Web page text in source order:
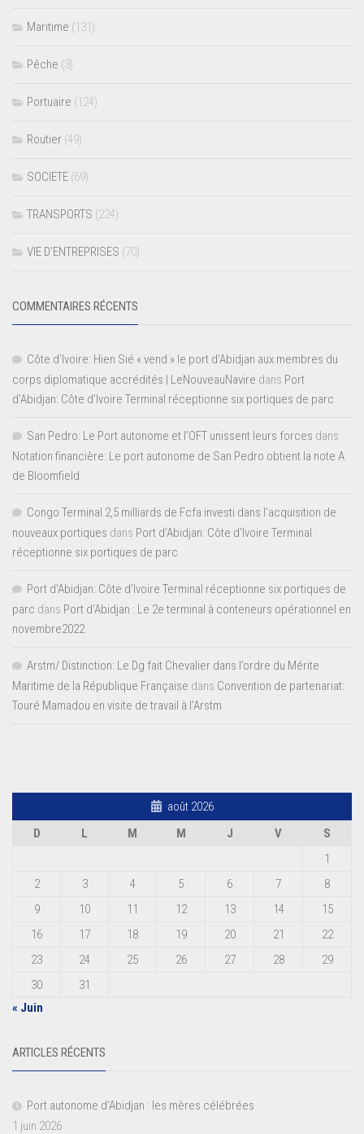
Maritime (131)
Pêche (3)
Portuaire (124)
Routier (49)
SOCIETE (69)
TRANSPORTS (224)
VIE D’ENTREPRISES (70)
COMMENTAIRES RÉCENTS
Côte d'Ivoire: Hien Sié « vend » le port d'Abidjan aux membres du
corps diplomatique accrédités | LeNouveauNavire dans Port
d’Abidjan: Côte d’Ivoire Terminal réceptionne six portiques de parc
San Pedro: Le Port autonome et l’OFT unissent leurs forces dans
Notation financière: Le port autonome de San Pedro obtient la note A
de Bloomfield
Congo Terminal 2,5 milliards de Fcfa investi dans l’acquisition de
nouveaux portiques dans Port d’Abidjan: Côte d’Ivoire Terminal
réceptionne six portiques de parc
Port d'Abidjan: Côte d’Ivoire Terminal réceptionne six portiques de
parc dans Port d’Abidjan : Le 2e terminal à conteneurs opérationnel en
novembre2022
Arstm/ Distinction: Le Dg fait Chevalier dans l’ordre du Mérite
Maritime de la République Française dans Convention de partenariat:
Touré Mamadou en visite de travail à l’Arstm
août 2026
D
L M M J V
S
1
2
3 4 5 6 7
8
9
10 11 12 13 14
15
16
17 18 19 20 21
22
23
24 25 26 27 28
29
30
31
« Juin
ARTICLES RÉCENTS
Port autonome d’Abidjan : les mères célébrées
1 juin 2026